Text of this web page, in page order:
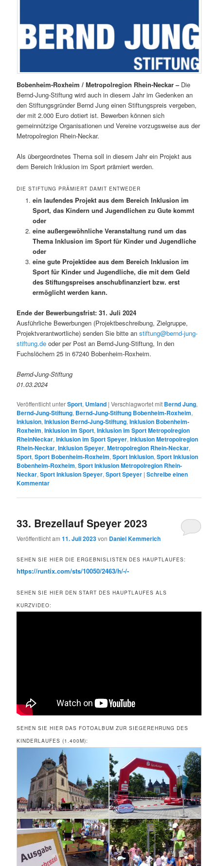
Bobenheim-Roxheim / Metropolregion Rhein-Neckar –Die
Bernd-Jung-Stiftung wird auch in diesem Jahr im Gedenken an
den Stiftungsgründer Bernd Jung einen Stiftungspreis vergeben,
der mit 2.000 Euro dotiert ist. Bewerben können sich
gemeinnützige Organisationen und Vereine vorzugsweise aus der
Metropolregion Rhein-Neckar.
Als übergeordnetes Thema soll in diesem Jahr ein Projekt aus
dem Bereich Inklusion im Sport prämiert werden.
DIE STIFTUNG PRÄMIERT DAMIT ENTWEDER
ein laufendes Projekt aus dem Bereich Inklusion im
Sport, das Kindern und Jugendlichen zu Gute kommt
oder
eine außergewöhnliche Veranstaltung rund um das
Thema Inklusion im Sport für Kinder und Jugendliche
oder
eine gute Projektidee aus dem Bereich Inklusion im
Sport für Kinder und Jugendliche, die mit dem Geld
des Stiftungspreises anschubfinanziert bzw. erst
ermöglicht werden kann.
Ende der Bewerbungsfrist: 31. Juli 2024
Ausführliche Bewerbungen (Projektbeschreibung, Zielgruppe,
Projektverantwortliche) senden Sie bitte anstiftung@bernd-jung-
stiftung.de oder per Post an Bernd-Jung-Stiftung, In den
Fuchslöchern 25 in 67240 Bobenheim-Roxheim.
Bernd-Jung-Stiftung
01.03.2024
Veröffentlicht unterSport, Umland |Verschlagwortet mit Bernd Jung,
Bernd-Jung-Stiftung, Bernd-Jung-Stiftung Bobenheim-Roxheim,
Inklusion,Inklusion Bernd-Jung-Stiftung,Inklusion Bobenheim-
Roxheim,Inklusion im Sport,Inklusion im Sport Metropolregion
RheinNeckar,Inklusion im Sport Speyer,Inklusion Metropolregion
Rhein-Neckar,Inklusion Speyer,Metropolregion Rhein-Neckar,
Sport,Sport Bobenheim-Roxheim,Sport Inklusion,Sport Inklusion
Bobenheim-Roxheim,Sport Inklusion Metropolregion Rhein-
Neckar,Sport Inklusion Speyer,Sport Speyer |Schreibe einen
Kommentar
33. Brezellauf Speyer 2023
Veröffentlicht am11. Juli 2023von Daniel Kemmerich
SEHEN SIE HIER DIE ERGEBNISLISTEN DES HAUPTLAUFES:
https://runtix.com/sts/10050/2463/h/-/-
SEHEN SIE HIER DEN START DES HAUPTLAUFES ALS
KURZVIDEO:
SEHEN SIE HIER DAS FOTOALBUM ZUR SIEGEREHRUNG DES
KINDERLAUFES (1.400M):